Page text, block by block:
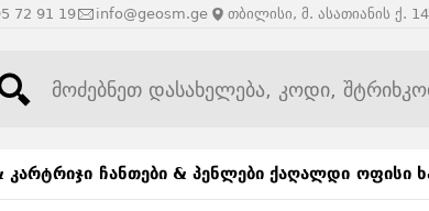
72 91 19 info@geosm.ge თბილისი, მ. ასათიანის ქ. 14
კარტრიჯი ჩანთები & პენლები ქაღალდი ოფისი